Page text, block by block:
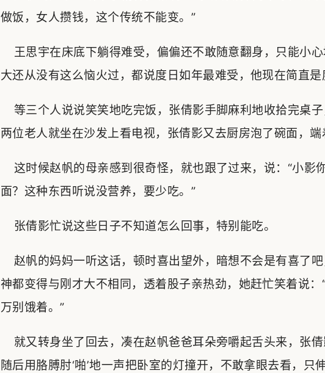
做饭，女人攒钱，这个传统不能变。”
王思宇在床底下躺得难受，偏偏还不敢随意翻身，只能小
大还从没有这么恼火过，都说度日如年最难受，他现在简直是
等三个人说说笑笑地吃完饭，张倩影手脚麻利地收拾完桌
两位老人就坐在沙发上看电视，张倩影又去厨房泡了碗面，端
这时候赵帆的母亲感到很奇怪，就也跟了过来，说：“小影
面？这种东西听说没营养，要少吃。”
张倩影忙说这些日子不知道怎么回事，特别能吃。
赵帆的妈妈一听这话，顿时喜出望外，暗想不会是有喜了
神都变得与刚才大不相同，透着股子亲热劲，她赶忙笑着说
万别饿着。”
就又转身坐了回去，凑在赵帆爸爸耳朵旁嚼起舌头来，张倩
随后用胳膊肘‘啪’地一声把卧室的灯撞开，不敢拿眼去看，只